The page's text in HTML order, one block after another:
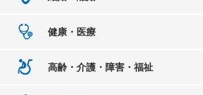
健康・医療
高齢・介護・障害・福祉